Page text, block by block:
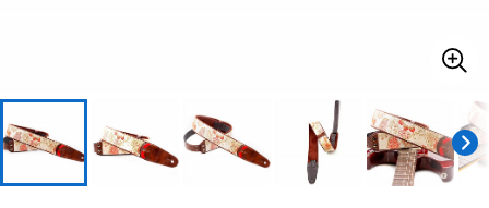
DTM オンライン納品 レコーディング機器